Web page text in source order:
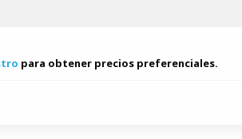
para obtener precios preferenciales.